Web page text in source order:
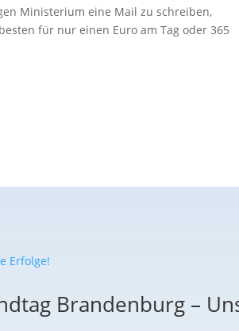
Ministerium eine Mail zu schreiben,
für nur einen Euro am Tag oder 365
Brandenburg –